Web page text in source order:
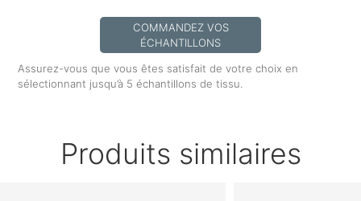
COMMANDEZ VOS
ÉCHANTILLONS
Assurez-vous que vous êtes satisfait de votre choix en
sélectionnant jusqu’à 5 échantillons de tissu.
Produits similaires